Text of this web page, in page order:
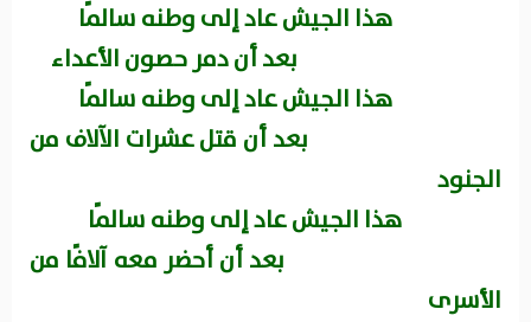
هذا الجيش عاد إلى وطنه سالمًا
بعد أن دمر حصون الأعداء
هذا الجيش عاد إلى وطنه سالمًا
بعد أن قتل عشرات الآلاف من
الجنود
هذا الجيش عاد إلى وطنه سالمًا
بعد أن أحضر معه آلافًا من
الأسرى